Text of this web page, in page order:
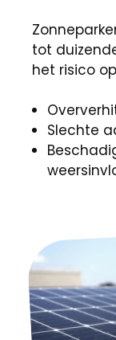
tot
het risico
Slechte